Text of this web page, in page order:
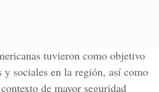
tuvieron como objetivo
y sociales en la región, así como
de mayor seguridad